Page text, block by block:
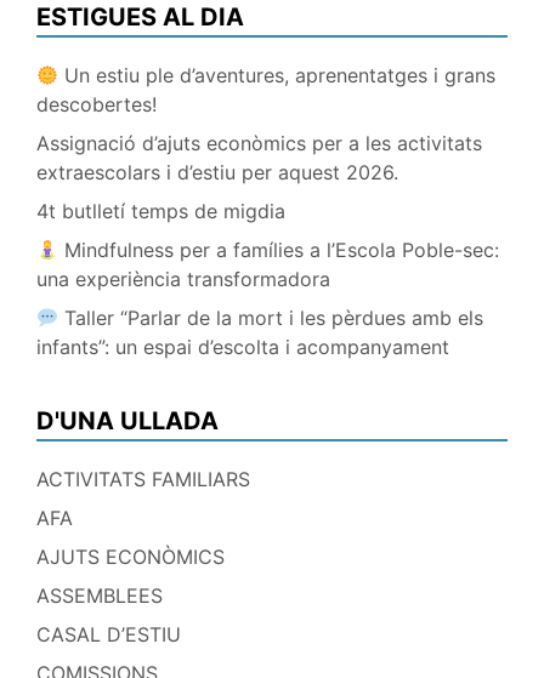
ESTIGUES AL DIA
Un estiu ple d’aventures, aprenentatges i grans
descobertes!
Assignació d’ajuts econòmics per a les activitats
extraescolars i d’estiu per aquest 2026.
4t butlletí temps de migdia
Mindfulness per a famílies a l’Escola Poble-sec:
una experiència transformadora
Taller “Parlar de la mort i les pèrdues amb els
infants”: un espai d’escolta i acompanyament
D'UNA ULLADA
ACTIVITATS FAMILIARS
AFA
AJUTS ECONÒMICS
ASSEMBLEES
CASAL D’ESTIU
COMISSIONS